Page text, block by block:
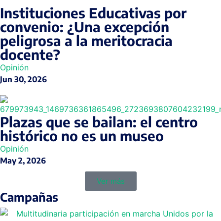
Instituciones Educativas por
convenio: ¿Una excepción
peligrosa a la meritocracia
docente?
Opinión
Jun 30, 2026
Plazas que se bailan: el centro
histórico no es un museo
Opinión
May 2, 2026
Ver más
Campañas